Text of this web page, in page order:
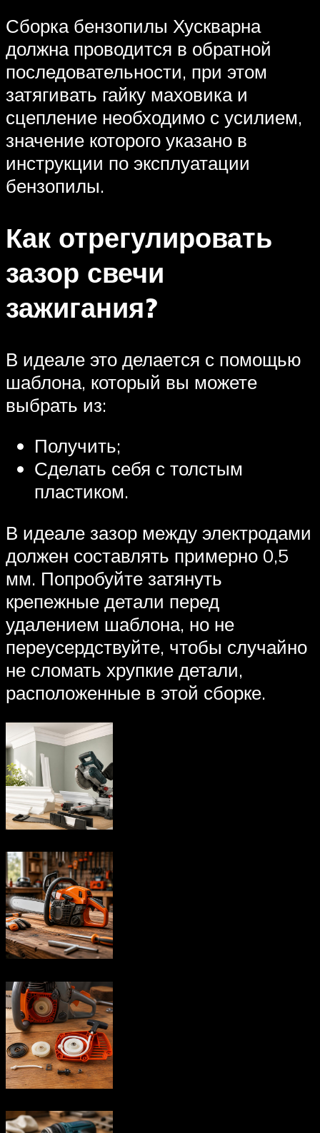
Сборка бензопилы Хускварна
должна проводится в обратной
последовательности, при этом
затягивать гайку маховика и
сцепление необходимо с усилием,
значение которого указано в
инструкции по эксплуатации
бензопилы.
Как отрегулировать
зазор свечи
зажигания?
В идеале это делается с помощью
шаблона, который вы можете
выбрать из:
Получить;
Сделать себя с толстым
пластиком.
В идеале зазор между электродами
должен составлять примерно 0,5
мм. Попробуйте затянуть
крепежные детали перед
удалением шаблона, но не
переусердствуйте, чтобы случайно
не сломать хрупкие детали,
расположенные в этой сборке.